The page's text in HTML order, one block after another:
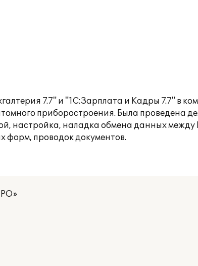
7.7" и "1С:Зарплата и Кадры 7.7"
приборостроения. Была проведена
настройка, наладка обмена данных между
форм, проводок документов.